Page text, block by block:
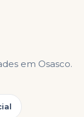
em Osasco.